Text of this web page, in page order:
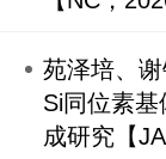
苑泽培、
Si同位素基
成研究【